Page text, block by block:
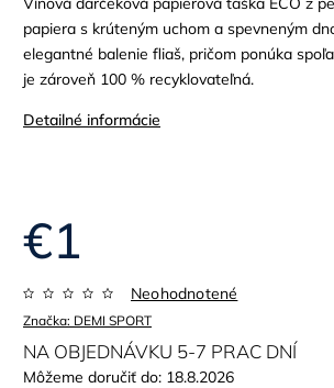
papiera s krúteným uchom a spevneným
elegantné balenie fliaš, pričom ponúka
je zároveň 100 % recyklovateľná.
Detailné informácie
Značka: DEMI SPORT
Neohodnotené
€1
NA OBJEDNÁVKU 5-7 PRAC DNÍ
Môžeme doručiť do: 18.8.2026